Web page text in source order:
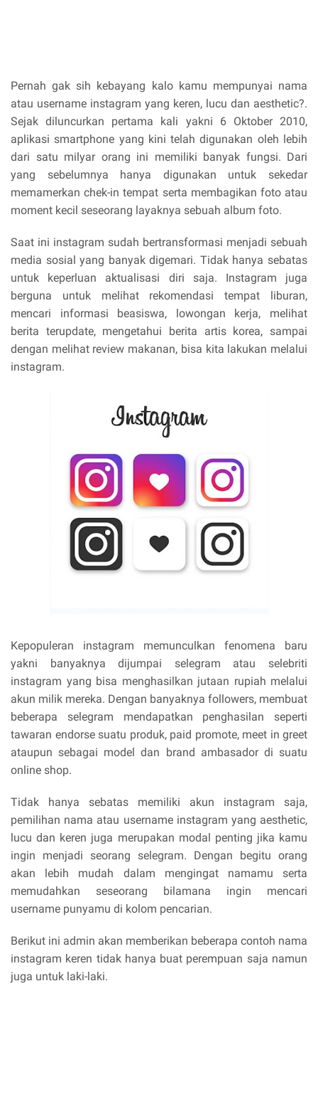
Pernah gak sih kebayang kalo kamu mempunyai nama
atau username instagram yang keren, lucu dan aesthetic?.
Sejak diluncurkan pertama kali yakni 6 Oktober 2010,
aplikasi smartphone yang kini telah digunakan oleh lebih
dari satu milyar orang ini memiliki banyak fungsi. Dari
yang sebelumnya hanya digunakan untuk sekedar
memamerkan chek-in tempat serta membagikan foto atau
moment kecil seseorang layaknya sebuah album foto.
Saat ini instagram sudah bertransformasi menjadi sebuah
media sosial yang banyak digemari. Tidak hanya sebatas
untuk keperluan aktualisasi diri saja. Instagram juga
berguna untuk melihat rekomendasi tempat liburan,
mencari informasi beasiswa, lowongan kerja, melihat
berita terupdate, mengetahui berita artis korea, sampai
dengan melihat review makanan, bisa kita lakukan melalui
instagram.
Kepopuleran instagram memunculkan fenomena baru
yakni banyaknya dijumpai selegram atau selebriti
instagram yang bisa menghasilkan jutaan rupiah melalui
akun milik mereka. Dengan banyaknya followers, membuat
beberapa selegram mendapatkan penghasilan seperti
tawaran endorse suatu produk, paid promote, meet in greet
ataupun sebagai model dan brand ambasador di suatu
online shop.
Tidak hanya sebatas memiliki akun instagram saja,
pemilihan nama atau username instagram yang aesthetic,
lucu dan keren juga merupakan modal penting jika kamu
ingin menjadi seorang selegram. Dengan begitu orang
akan lebih mudah dalam mengingat namamu serta
memudahkan seseorang bilamana ingin mencari
username punyamu di kolom pencarian.
Berikut ini admin akan memberikan beberapa contoh nama
instagram keren tidak hanya buat perempuan saja namun
juga untuk laki-laki.